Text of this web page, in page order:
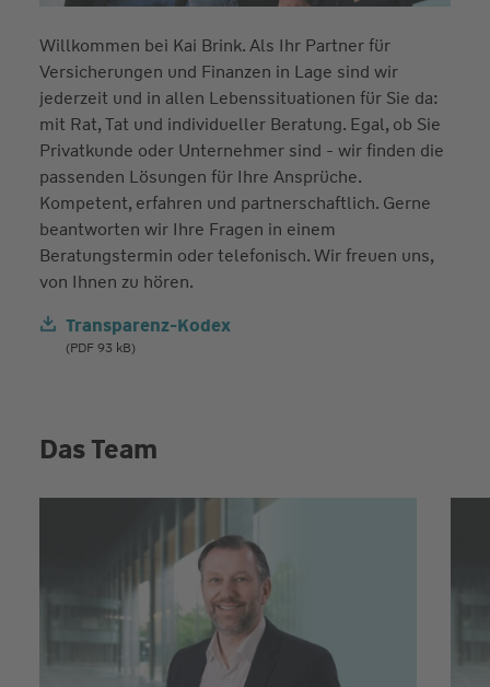
Willkommen bei Kai Brink. Als Ihr Partner für
Versicherungen und Finanzen in Lage sind wir
jederzeit und in allen Lebenssituationen für Sie da:
mit Rat, Tat und individueller Beratung. Egal, ob Sie
Privatkunde oder Unternehmer sind - wir finden die
passenden Lösungen für Ihre Ansprüche.
Kompetent, erfahren und partnerschaftlich. Gerne
beantworten wir Ihre Fragen in einem
Beratungstermin oder telefonisch. Wir freuen uns,
von Ihnen zu hören.
Transparenz-Kodex
(PDF 93 kB)
Das Team